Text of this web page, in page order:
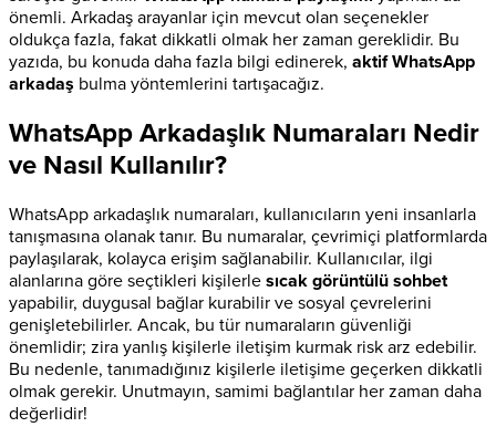
önemli. Arkadaş arayanlar için mevcut olan seçenekler
oldukça fazla, fakat dikkatli olmak her zaman gereklidir. Bu
yazıda, bu konuda daha fazla bilgi edinerek, aktif WhatsApp
arkadaş bulma yöntemlerini tartışacağız.
WhatsApp Arkadaşlık Numaraları Nedir
ve Nasıl Kullanılır?
WhatsApp arkadaşlık numaraları, kullanıcıların yeni insanlarla
tanışmasına olanak tanır. Bu numaralar, çevrimiçi platformlarda
paylaşılarak, kolayca erişim sağlanabilir. Kullanıcılar, ilgi
alanlarına göre seçtikleri kişilerle sıcak görüntülü sohbet
yapabilir, duygusal bağlar kurabilir ve sosyal çevrelerini
genişletebilirler. Ancak, bu tür numaraların güvenliği
önemlidir; zira yanlış kişilerle iletişim kurmak risk arz edebilir.
Bu nedenle, tanımadığınız kişilerle iletişime geçerken dikkatli
olmak gerekir. Unutmayın, samimi bağlantılar her zaman daha
değerlidir!